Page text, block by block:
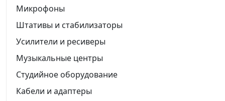
Микрофоны
Штативы и стабилизаторы
Усилители и ресиверы
Музыкальные центры
Студийное оборудование
Кабели и адаптеры